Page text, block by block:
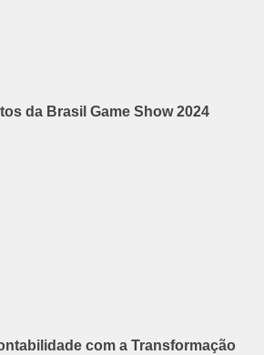
da Brasil Game Show 2024
com a Transformação